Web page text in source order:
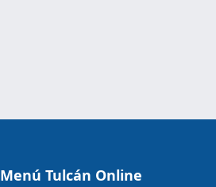
Menú Tulcán Online